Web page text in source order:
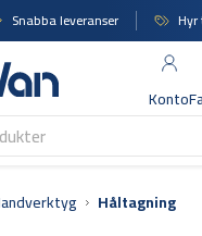
Snabba leveranser
Konto
Håltagning